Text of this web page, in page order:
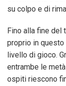
su colpo e di
Fino alla fine del
proprio in questo
livello di gioco.
entrambe le
ospiti riescono